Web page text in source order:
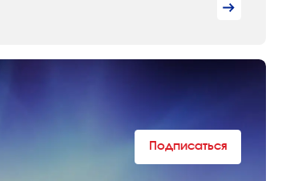
Подписаться